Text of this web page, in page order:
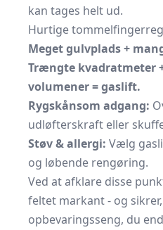
kan tages helt ud.
Hurtige
Meget gulvplads +
Trængte kvadratmeter
volumener = gaslift.
Rygskånsom adgang:
udløfterskraft eller
Støv & allergi: Vælg
og løbende rengøring.
Ved at afklare disse
feltet markant - og
opbevaringsseng, du